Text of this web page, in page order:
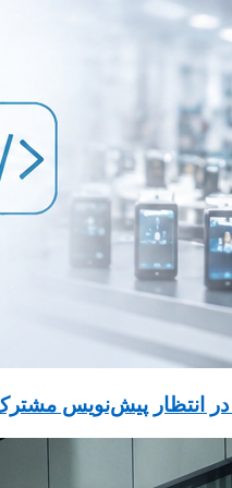
پیش‌نویس مشترک ۳ دستگاه